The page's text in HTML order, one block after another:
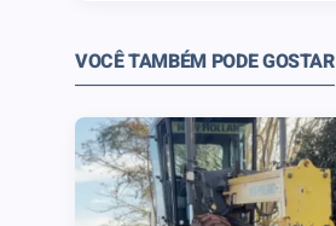
VOCÊ TAMBÉM PODE GOSTAR